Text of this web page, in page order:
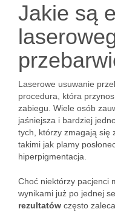
Jakie są
Laserowe usuwanie
procedura, która
zabiegu. Wiele osób
jaśniejsza i bardziej
tych, którzy zmagają się
takimi jak plamy
hiperpigmentacja.
Choć niektórzy pacjenci
wynikami już po jednej
rezultatów często